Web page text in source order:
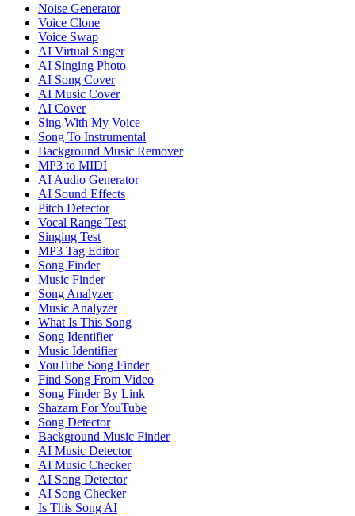
Noise Generator
Voice Clone
Voice Swap
AI Virtual Singer
AI Singing Photo
AI Song Cover
AI Music Cover
AI Cover
Sing With My Voice
Song To Instrumental
Background Music Remover
MP3 to MIDI
AI Audio Generator
AI Sound Effects
Pitch Detector
Vocal Range Test
Singing Test
MP3 Tag Editor
Song Finder
Music Finder
Song Analyzer
Music Analyzer
What Is This Song
Song Identifier
Music Identifier
YouTube Song Finder
Find Song From Video
Song Finder By Link
Shazam For YouTube
Song Detector
Background Music Finder
AI Music Detector
AI Music Checker
AI Song Detector
AI Song Checker
Is This Song AI